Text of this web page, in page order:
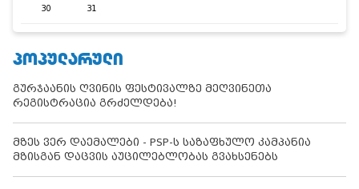
30
31
ᲞᲝᲞᲣᲚᲐᲠᲣᲚᲘ
გურჯაანის ღვინის ფესტივალზე მეღვინეთა
რეგისტრაცია გრძელდება!
მზეს ვერ დაემალები - PSP-ს საზაფხულო კამპანია
მზისგან დაცვის აუცილებლობას გვახსენებს